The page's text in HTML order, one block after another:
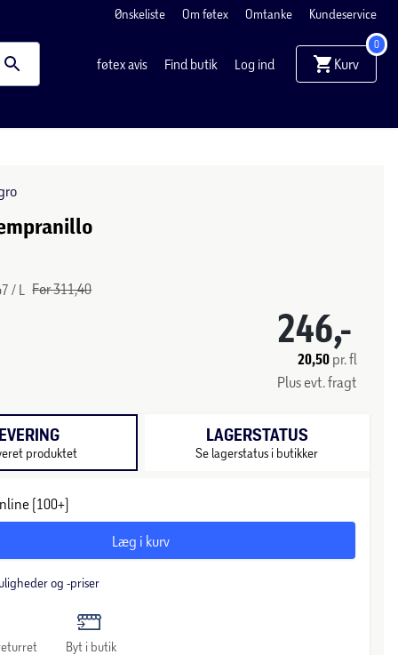
Ønskeliste Om føtex Omtanke Kundeservice
føtex avis Find butik Log ind Kurv
0
/ L Før 311,40
246,-
20,50pr. fl
Plus evt. fragt
produktet
LAGERSTATUS
Se lagerstatus i butikker
(100+)
Læg i kurv
og -priser
Byt i butik